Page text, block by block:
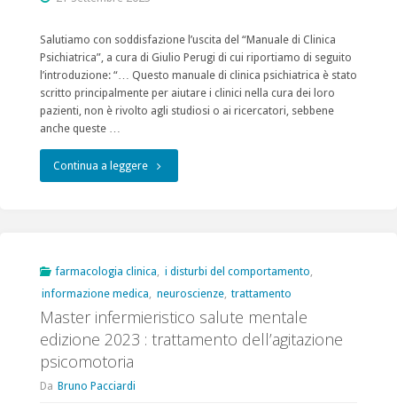
Salutiamo con soddisfazione l’uscita del “Manuale di Clinica
Psichiatrica”, a cura di Giulio Perugi di cui riportiamo di seguito
l’introduzione: “… Questo manuale di clinica psichiatrica è stato
scritto principalmente per aiutare i clinici nella cura dei loro
pazienti, non è rivolto agli studiosi o ai ricercatori, sebbene
anche queste …
Continua a leggere"Pubblicazione
Clinica
farmacologia clinica, i disturbi del comportamento,
informazione medica, neuroscienze, trattamento
Master infermieristico salute mentale
edizione 2023 : trattamento dell’agitazione
psicomotoria
Da Bruno Pacciardi